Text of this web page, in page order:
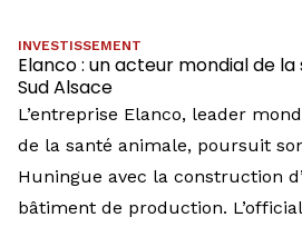
INVESTISSEMENT
Elanco : un acteur mondial de
Sud Alsace
L’entreprise Elanco, leader
de la santé animale, poursuit
Huningue avec la construction
bâtiment de production.